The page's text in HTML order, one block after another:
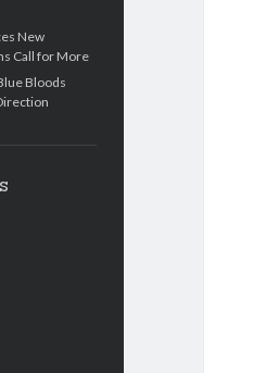
New
Call for More
Bloods